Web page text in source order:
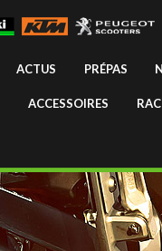
ACTUS PRÉPAS
ACCESSOIRES